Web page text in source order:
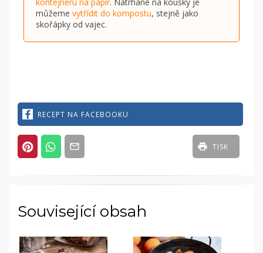
můžeme vytřídit do kompostu, stejně jako
skořápky od vajec.
RECEPT NA FACEBOOKU
TISK
Související obsah